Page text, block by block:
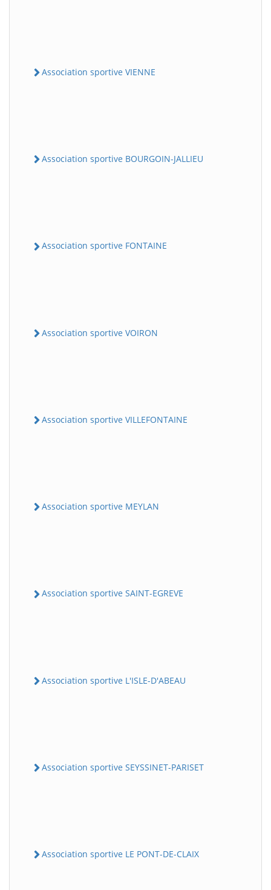
Association sportive VIENNE
Association sportive BOURGOIN-JALLIEU
Association sportive FONTAINE
Association sportive VOIRON
Association sportive VILLEFONTAINE
Association sportive MEYLAN
Association sportive SAINT-EGREVE
Association sportive L'ISLE-D'ABEAU
Association sportive SEYSSINET-PARISET
Association sportive LE PONT-DE-CLAIX